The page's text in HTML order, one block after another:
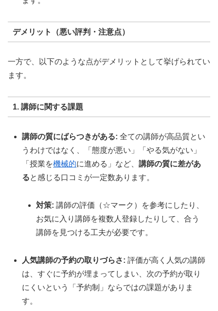
デメリット（悪い評判・注意点）
一方で、以下のような点がデメリットとして挙げられてい
ます。
1. 講師に関する課題
講師の質にばらつきがある: 全ての講師が高品質とい
うわけではなく、「態度が悪い」「やる気がない」
「授業を機械的に進める」など、講師の質に差があ
ると感じる口コミが一定数あります。
対策: 講師の評価（☆マーク）を参考にしたり、
お気に入り講師を複数人登録したりして、合う
講師を見つける工夫が必要です。
人気講師の予約の取りづらさ: 評価が高く人気の講師
は、すぐに予約が埋まってしまい、次の予約が取り
にくいという「予約制」ならではの課題がありま
す。